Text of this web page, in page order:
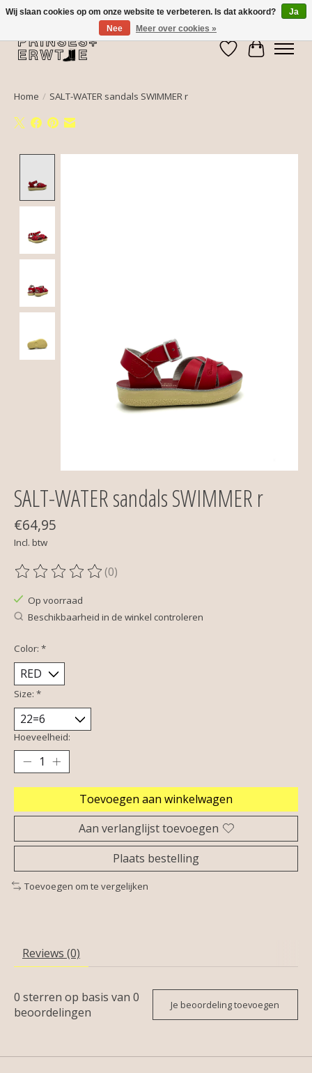
Verlanglijst
Home / SALT-WATER sandals SWIMMER r
SALT-WATER sandals SWIMMER r
€64,95
Incl. btw
De beoordeling van dit product is
(0)
Op voorraad
Beschikbaarheid in de winkel controleren
Color: *
Size: *
Hoeveelheid:
Toevoegen aan winkelwagen
Aan verlanglijst toevoegen
Plaats bestelling
Toevoegen om te vergelijken
Reviews (0)
0 sterren op basis van 0
beoordelingen
Je beoordeling toevoegen
Wij slaan cookies op om onze website te verbeteren. Is dat akkoord?
Ja
Nee
Meer over cookies »